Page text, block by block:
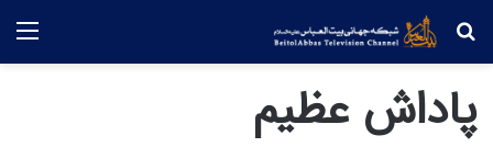
جستجو
پاداش عظیم